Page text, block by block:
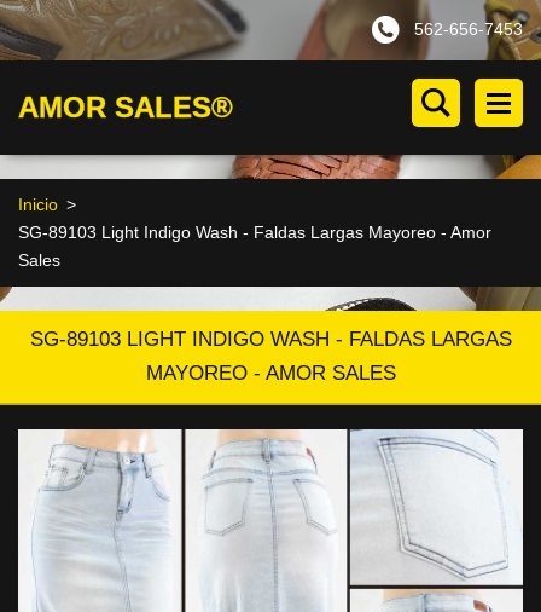
562-656-7453
AMOR SALES®
Inicio >
SG-89103 Light Indigo Wash - Faldas Largas Mayoreo - Amor
Sales
SG-89103 LIGHT INDIGO WASH - FALDAS LARGAS
MAYOREO - AMOR SALES